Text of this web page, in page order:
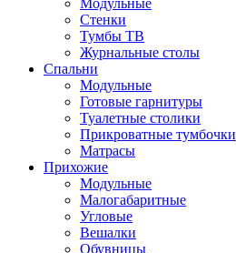
Модульные
Стенки
Тумбы ТВ
Журнальные столы
Спальни
Модульные
Готовые гарнитуры
Туалетные столики
Прикроватные тумбочки
Матрасы
Прихожие
Модульные
Малогабаритные
Угловые
Вешалки
Обувницы